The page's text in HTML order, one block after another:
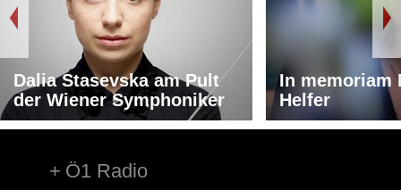
Dalia Stasevska am Pult
der Wiener Symphoniker
In memoriam
Helfer
Ö1 Radio